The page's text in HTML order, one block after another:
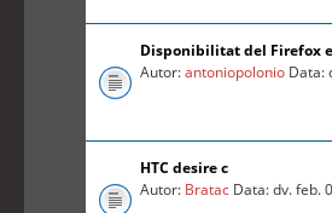
Disponibilitat del Firefox
Autor:antoniopolonio Data:
HTC desire c
Autor: Bratac Data: dv. feb.